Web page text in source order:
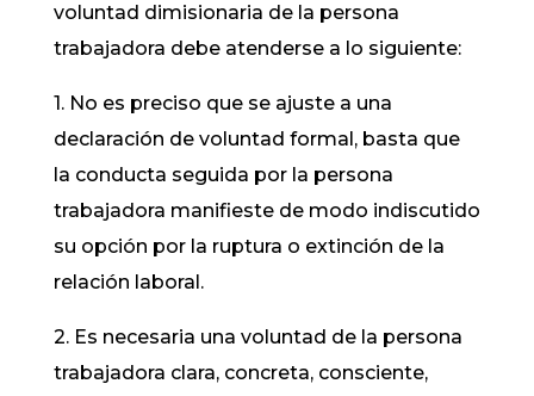
voluntad dimisionaria de la persona
trabajadora debe atenderse a lo siguiente:
1. No es preciso que se ajuste a una
declaración de voluntad formal, basta que
la conducta seguida por la persona
trabajadora manifieste de modo indiscutido
su opción por la ruptura o extinción de la
relación laboral.
2. Es necesaria una voluntad de la persona
trabajadora clara, concreta, consciente,